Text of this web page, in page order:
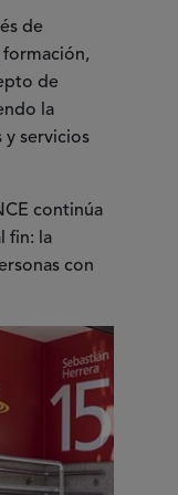
de
formación,
de
la
servicios
continúa
fin: la
con